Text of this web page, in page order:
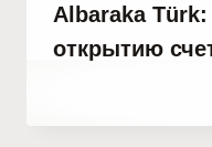
Albaraka
открытию